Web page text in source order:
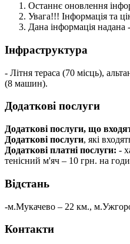
Останнє оновлення
Увага!!! Інформація та
Дана інформація
Інфраструктура
- Літня тераса (70 місць),
(8 машин).
Додаткові послуги
Додаткові послуги, що
Додаткові послуги, які
Додаткові платні послуги: -
тенісний м'яч – 10 грн. на
Відстань
-м.Мукачево – 22 км.,
Контакти